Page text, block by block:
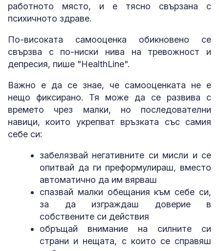
работното място, и е тясно свързана с
психичното здраве.
По-високата самооценка обикновено се
свързва с по-ниски нива на тревожност и
депресия, пише "HealthLine".
Важно е да се знае, че самооценката не е
нещо фиксирано. Тя може да се развива с
времето чрез малки, но последователни
навици, които укрепват връзката със самия
себе си:
забелязвай негативните си мисли и се
опитвай да ги преформулираш, вместо
автоматично да им вярваш
спазвай малки обещания към себе си,
за да изграждаш доверие в
собствените си действия
обръщай внимание на силните си
страни и нещата, с които се справяш